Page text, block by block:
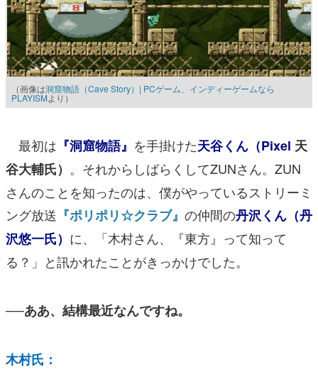
（画像は洞窟物語（Cave Story）| PCゲーム、インディーゲームなら
PLAYISMより）
最初は 『洞窟物語』 を手掛けた天谷くん（Pixel 天
谷大輔氏） 。それからしばらくしてZUNさん。ZUN
さんのことを知ったのは、僕がやっているストリーミ
ング放送 『ポリポリ☆クラブ』 の仲間の丹沢くん（丹
沢悠一氏） に、「木村さん、『東方』って知って
る？」と訊かれたことがきっかけでした。
──ああ、結構最近なんですね。
木村氏：